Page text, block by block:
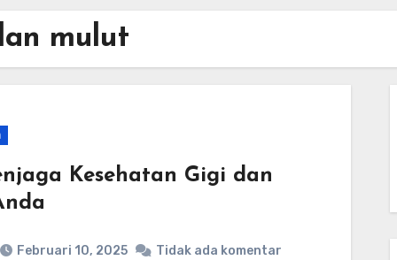
mulut
Kesehatan Gigi dan
Februari 10, 2025 Tidak ada komentar